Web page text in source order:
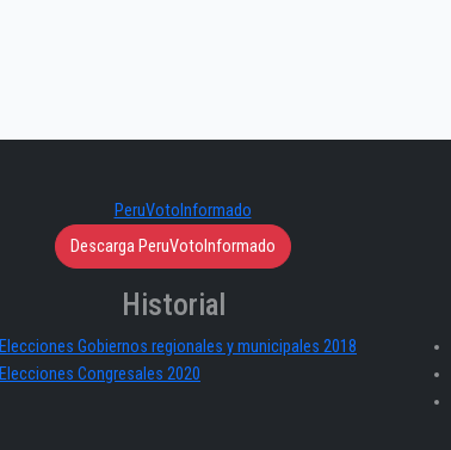
Descarga PeruVotoInformado
Historial
Elecciones Gobiernos regionales y municipales 2018
Elecciones Congresales 2020